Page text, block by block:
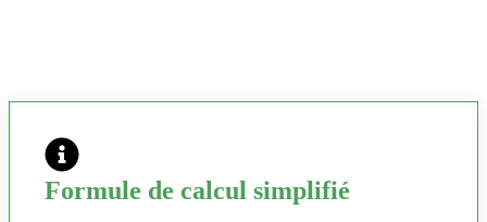
Formule de calcul simplifié